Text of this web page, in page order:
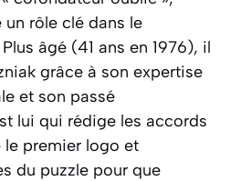
un rôle clé dans le
âgé (41 ans en 1976), il
grâce à son expertise
et son passé
lui qui rédige les accords
premier logo et
du puzzle pour que